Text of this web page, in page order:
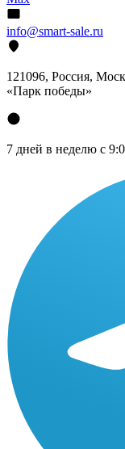
info@smart-sale.ru
121096, Россия,
«Парк победы»
7 дней в неделю с